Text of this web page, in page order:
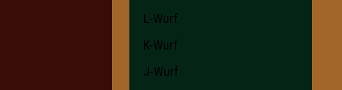
L-Wurf
K-Wurf
J-Wurf